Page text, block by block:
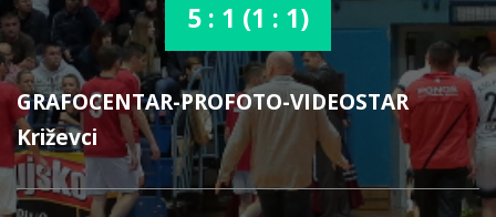
5 : 1 (1 : 1)
GRAFOCENTAR-PROFOTO-VIDEOSTAR
Križevci